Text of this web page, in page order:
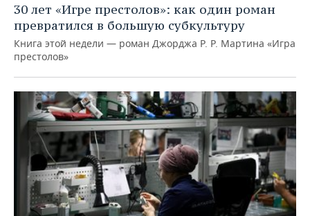
30 лет «Игре престолов»: как один роман
превратился в большую субкультуру
Книга этой недели — роман Джорджа Р. Р. Мартина «Игра
престолов»